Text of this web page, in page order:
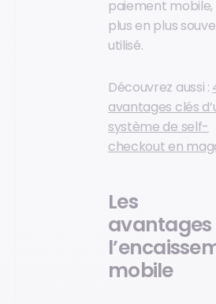
paiement mobile,
plus en plus
utilisé.
Découvrez aussi :
avantages clés
système de self-
checkout en
Les
avantages
mobile